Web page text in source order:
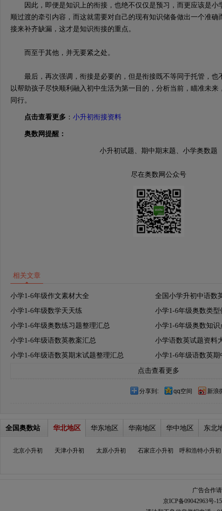
因此，即便是知识上的衔接，也绝不仅仅是预习，而更应该是小
顺过渡的牵引内容，而这就需要对自己的现有知识储备做出一个准确
接来补齐缺漏，这才是知识衔接的重点。
而至于其他，并无要紧之处。
最后，再次强调，衔接是必要的，但是衔接既不等同于托管，也
以帮助孩子尽快顺利融入初中生活为第一目的，分析当前，瞄准未来
同行。
点击查看更多 ： 小升初衔接资料
奥数网提醒：
小升初试题、期中期末题、小学奥数题
尽在奥数网公众号
相关文章
小学1-6年级作文素材大全
全国小学升初中语数
小学1-6年级数学天天练
小学1-6年级奥数类
小学1-6年级奥数练习题整理汇总
小学1-6年级奥数知识
小学1-6年级语数英教案汇总
小学语数英试题资料
小学1-6年级语数英期末试题整理汇总
小学1-6年级语数英
点击查看更多
分享到: qq空间 新浪
全国奥数站 华北地区 华东地区 华南地区 华中地区 东北
北京小升初 天津小升初 太原小升初 石家庄小升初 呼和浩特小升初
广告合作
京ICP备09042963号-15